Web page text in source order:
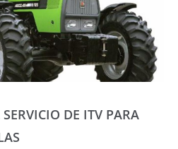
DE ITV PARA